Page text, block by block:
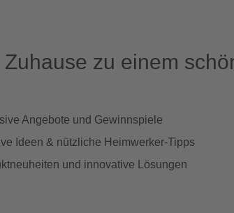
zu einem
Angebote und Gewinnspiele
Ideen & nützliche Heimwerker-Tipps
und innovative Lösungen